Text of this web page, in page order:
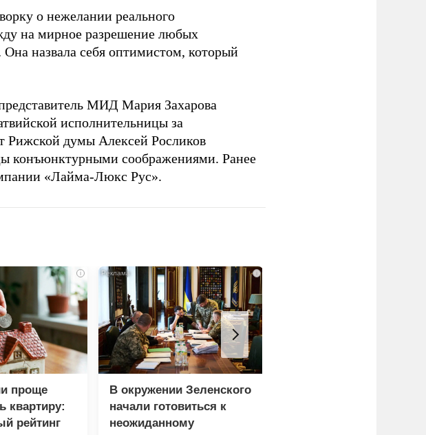
о нежелании реального
на мирное разрешение любых
назвала себя оптимистом, который
МИД Мария Захарова
исполнительницы за
Рижской думы Алексей Росликов
конъюнктурными соображениями. Ранее
«Лайма-Люкс Рус».
i
проще
квартиру:
рейтинг
i
В окружении Зеленского
начали готовиться к
неожиданному